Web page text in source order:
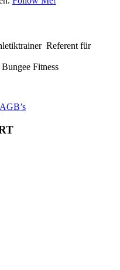
Referent für
Fitness
AGB’s